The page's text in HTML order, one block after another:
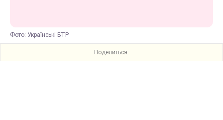
Фото: Українські БТР
Поделиться: